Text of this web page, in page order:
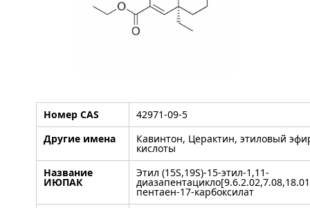
Номер CAS
42971-09-5
Другие имена
Кавинтон, Церактин, этиловый
кислоты
Название
ИЮПАК
Этил (15S,19S)-15-этил-1,11-
пентаен-17-карбоксилат